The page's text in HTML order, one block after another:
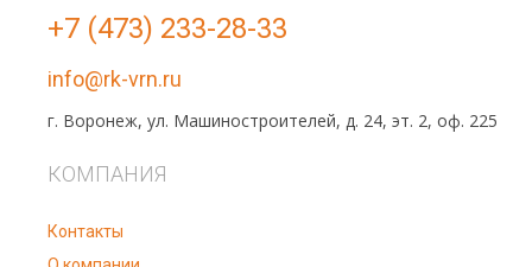
+7 (473) 233-28-33
info@rk-vrn.ru
г. Воронеж, ул. Машиностроителей, д. 24, эт. 2, оф. 225
КОМПАНИЯ
Контакты